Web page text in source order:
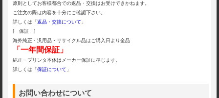
原則としてお客様都合での返品・交換はお受けできかねます。
ご注文の際は内容を十分にご確認下さい。
詳しくは「返品・交換について 」
[ 保証 ]
海外純正・汎用品・リサイクル品はご購入日より全品
「一年間保証」
純正・プリンタ本体はメーカー保証に準じます。
詳しくは「保証について 」
お問い合わせについて